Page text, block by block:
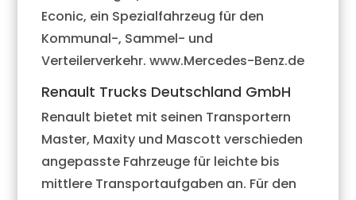
Econic, ein Spezialfahrzeug für den
Kommunal-, Sammel- und
Verteilerverkehr. www.Mercedes-Benz.de
Renault Trucks Deutschland GmbH
Renault bietet mit seinen Transportern
Master, Maxity und Mascott verschieden
angepasste Fahrzeuge für leichte bis
mittlere Transportaufgaben an. Für den